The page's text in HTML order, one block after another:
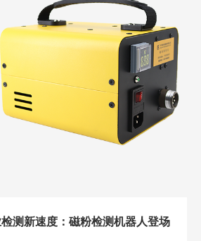
测新速度：磁粉检测机器人登场